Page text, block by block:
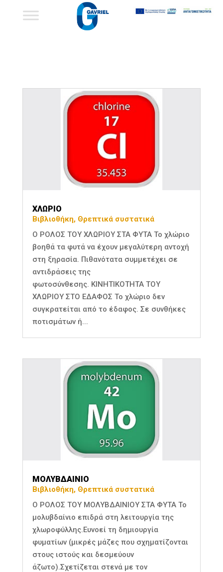
ΧΛΩΡΙΟ
Βιβλιοθήκη, Θρεπτικά συστατικά
Ο ΡΟΛΟΣ ΤΟΥ ΧΛΩΡΙΟΥ ΣΤΑ ΦΥΤΑ Το χλώριο
βοηθά τα φυτά να έχουν μεγαλύτερη αντοχή
στη ξηρασία. Πιθανότατα συμμετέχει σε
αντιδράσεις της
φωτοσύνθεσης. ΚΙΝΗΤΙΚΟΤΗΤΑ ΤΟΥ
ΧΛΩΡΙΟΥ ΣΤΟ ΕΔΑΦΟΣ Το χλώριο δεν
συγκρατείται από το έδαφος. Σε συνθήκες
ποτισμάτων ή...
ΜΟΛΥΒΔΑΙΝΙΟ
Βιβλιοθήκη, Θρεπτικά συστατικά
Ο ΡΟΛΟΣ ΤΟΥ ΜΟΛΥΒΔΑΙΝΙΟΥ ΣΤΑ ΦΥΤΑ Το
μολυβδαίνιο επιδρά στη λειτουργία της
χλωροφύλλης.Ευνοεί τη δημιουργία
φυματίων (μικρές μάζες που σχηματίζονται
στους ιστούς και δεσμεύουν
άζωτο).Σχετίζεται στενά με τον